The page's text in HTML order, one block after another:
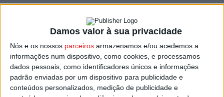
Damos valor à sua privacidade
Nós e os nossos parceiros armazenamos e/ou acedemos a
informações num dispositivo, como cookies, e processamos
dados pessoais, como identificadores únicos e informações
padrão enviadas por um dispositivo para publicidade e
conteúdos personalizados, medição de publicidade e
Académico de Viseu que reparte a última posição com o
Santo Tirso, duas equipas com um jogo em atraso e que
vão acertar calendário dia 01 de novembro no Pavilhão
Cidade de Viseu.
Antes, e para a jornada 6, os viseenses vão até ao